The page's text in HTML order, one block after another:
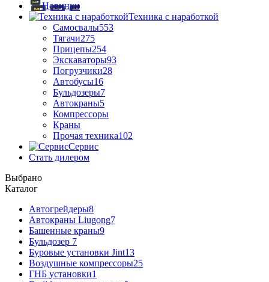
Новинки
Техника с наработкой
Самосвалы553
Тягачи275
Прицепы254
Экскаваторы93
Погрузчики28
Автобусы16
Бульдозеры7
Автокраны5
Компрессоры
Краны
Прочая техника102
Сервис
Стать дилером
Выбрано
Каталог
Автогрейдеры8
Автокраны Liugong7
Башенные краны9
Бульдозер 7
Буровые установки Jint13
Воздушные компрессоры25
ГНБ установки1